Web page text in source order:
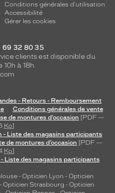
Conditions générales d'utilisation
Accessibilité
Gérer les cookies
69 32 80 35
clients est disponible du
10h à 18h.
- Retours - Remboursement
Conditions générales de vente
de montures d’occasion [PDF —
Ko]
- Liste des magasins participants
de montures d’occasion [PDF —
Ko]
Liste des magasins participants
- Opticien Lyon - Opticien
- Opticien Strasbourg - Opticien